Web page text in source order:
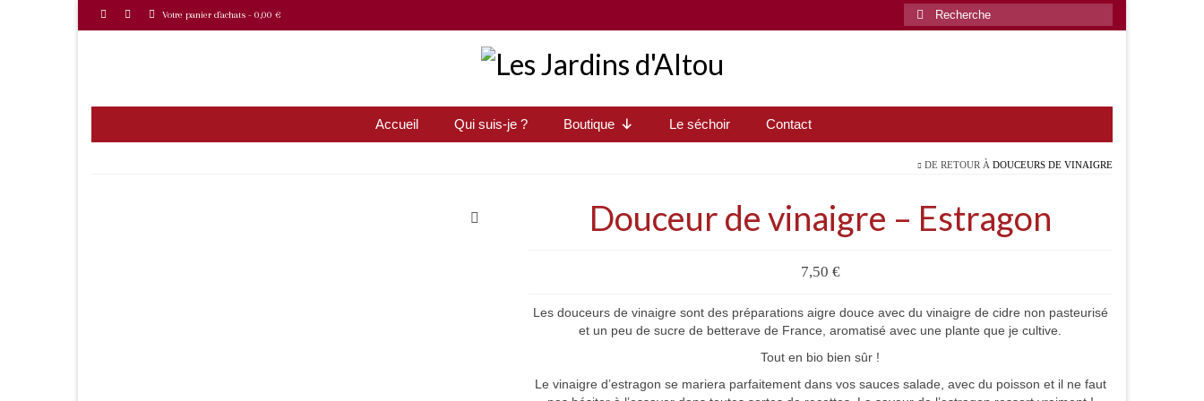
Votre panier d'achats - 0,00 €
Rechercher
:
Accueil Qui suis-je ? Boutique Le séchoir Contact
DE RETOUR À DOUCEURS DE VINAIGRE
Douceur de vinaigre – Estragon
7,50 €
Les douceurs de vinaigre sont des préparations aigre douce avec du vinaigre de cidre non pasteurisé
et un peu de sucre de betterave de France, aromatisé avec une plante que je cultive.
Tout en bio bien sûr !
Le vinaigre d’estragon se mariera parfaitement dans vos sauces salade, avec du poisson et il ne faut